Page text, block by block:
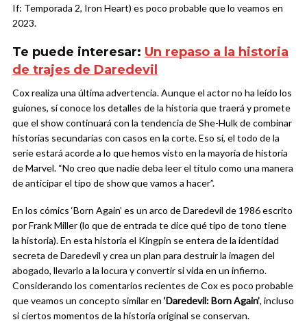
If: Temporada 2, Iron Heart) es poco probable que lo veamos en
2023.
Te puede interesar: Un repaso a la historia
de trajes de Daredevil
Cox realiza una última advertencia. Aunque el actor no ha leído los
guiones, sí conoce los detalles de la historia que traerá y promete
que el show continuará con la tendencia de She-Hulk de combinar
historias secundarias con casos en la corte. Eso sí, el todo de la
serie estará acorde a lo que hemos visto en la mayoría de historia
de Marvel. “No creo que nadie deba leer el título como una manera
de anticipar el tipo de show que vamos a hacer”.
En los cómics ‘Born Again’ es un arco de Daredevil de 1986 escrito
por Frank Miller (lo que de entrada te dice qué tipo de tono tiene
la historia). En esta historia el Kingpin se entera de la identidad
secreta de Daredevil y crea un plan para destruir la imagen del
abogado, llevarlo a la locura y convertir si vida en un infierno.
Considerando los comentarios recientes de Cox es poco probable
que veamos un concepto similar en ‘Daredevil: Born Again’, incluso
si ciertos momentos de la historia original se conservan.